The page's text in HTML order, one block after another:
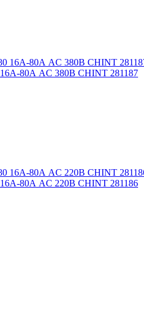
16А-80А AC 380В CHINT 281187
16А-80А AC 220В CHINT 281186